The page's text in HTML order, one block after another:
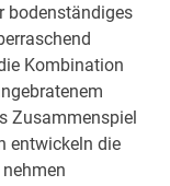
bodenständiges
Kombination
Zusammenspiel
entwickeln die